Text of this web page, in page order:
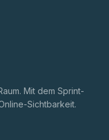
Mit dem Sprint-
Sichtbarkeit.